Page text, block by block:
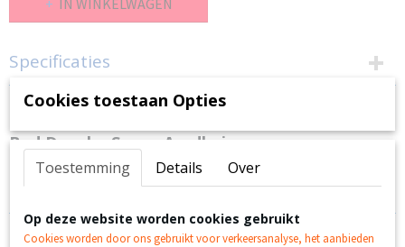
IN WINKELWAGEN
Specificaties
EAN code
Productcode leverancier
CD-1-92185
Omschrijving
Bad Douche Spons Aardbei
Heerlijk je wassen met deze mooie aarbei spons
Reacties
Cookies toestaan Opties
Toestemming Details Over
Op deze website worden cookies gebruikt
Cookies worden door ons gebruikt voor verkeersanalyse, het aanbieden